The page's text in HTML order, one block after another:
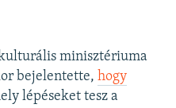
minisztériuma
bejelentette, hogy
lépéseket tesz a